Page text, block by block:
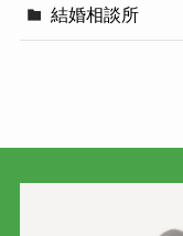
結婚相談所